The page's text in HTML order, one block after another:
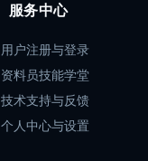
服务中心
用户注册与登录
资料员技能学堂
技术支持与反馈
个人中心与设置